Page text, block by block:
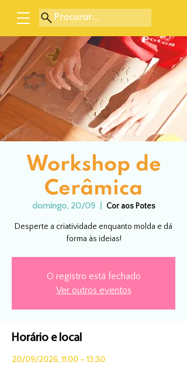
Procurar...
Workshop de
Cerâmica
domingo, 20/09
  |
Cor aos Potes
Desperte a criatividade enquanto molda e dá
forma às ideias!
O registro está fechado
Ver outros eventos
Horário e local
20/09/2026, 11:00 – 13:30